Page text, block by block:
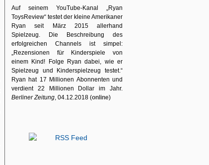
Auf seinem YouTube-Kanal „Ryan
ToysReview“ testet der kleine Amerikaner
Ryan seit März 2015 allerhand
Spielzeug. Die Beschreibung des
erfolgreichen Channels ist simpel:
„Rezensionen für Kinderspiele von
einem Kind! Folge Ryan dabei, wie er
Spielzeug und Kinderspielzeug testet.“
Ryan hat 17 Millionen Abonnenten und
verdient 22 Millionen Dollar im Jahr.
Berliner Zeitung, 04.12.2018 (online)